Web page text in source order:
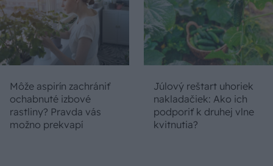
Môže aspirín zachrániť
ochabnuté izbové
rastliny? Pravda vás
možno prekvapí
Júlový reštart uhoriek
nakladačiek: Ako ich
podporiť k druhej vlne
kvitnutia?